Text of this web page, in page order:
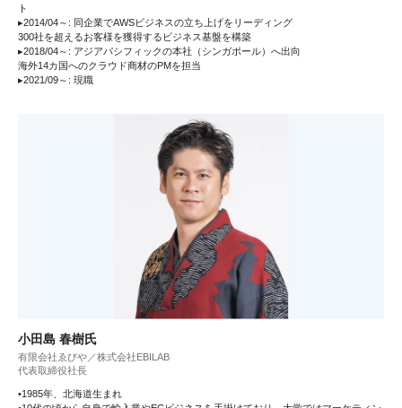
ト
▸2014/04～: 同企業でAWSビジネスの立ち上げをリーディング
300社を超えるお客様を獲得するビジネス基盤を構築
▸2018/04～: アジアパシフィックの本社（シンガポール）へ出向
海外14カ国へのクラウド商材のPMを担当
▸2021/09～: 現職
小田島 春樹氏
有限会社ゑびや／株式会社EBILAB
代表取締役社長
•1985年、北海道生まれ